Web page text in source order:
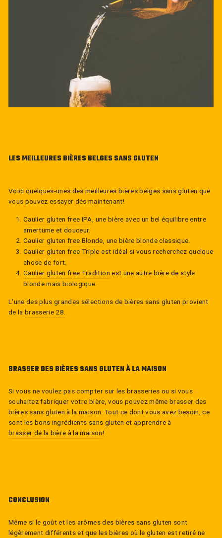
LES MEILLEURES BIÈRES BELGES SANS GLUTEN
Voici quelques-unes des meilleures bières belges sans gluten que
vous pouvez essayer dès maintenant!
Caulier gluten free IPA , une bière avec un bel équilibre entre
amertume et douceur.
Caulier gluten free Blonde , une bière blonde classique.
Caulier gluten free Triple est idéal si vous recherchez quelque
chose de fort.
Caulier gluten free Tradition est une autre bière de style
blonde mais biologique.
L'une des plus grandes sélections de bières sans gluten provient
de labrasserie 28.
BRASSER DES BIÈRES SANS GLUTEN À LA MAISON
Si vous ne voulez pas compter sur les brasseries ou si vous
souhaitez fabriquer votre bière, vous pouvez même brasser des
bières sans gluten à la maison. Tout ce dont vous avez besoin, ce
sont les bons ingrédients sans gluten et apprendre à
brasser de la bière à la maison!
CONCLUSION
Même si le goût et les arômes des bières sans gluten sont
légèrement différents et que les bières où le gluten est retiré ne